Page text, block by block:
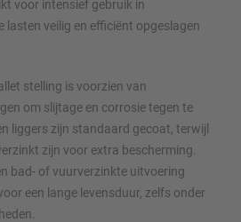
voor intensief gebruik in
lasten veilig en efficiënt opgeslagen
stelling is voorzien van
om slijtage en corrosie tegen te
liggers zijn standaard gecoat, terwijl
zijn voor extra bescherming.
bad- of vuurverzinkte uitvoering
een lange levensduur, zelfs onder